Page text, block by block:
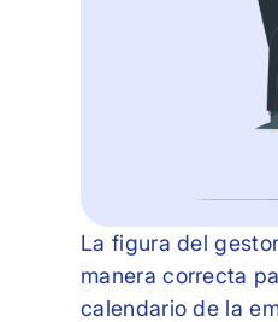
La figura del
manera correcta
calendario de la